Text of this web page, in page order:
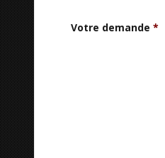
Votre demande *